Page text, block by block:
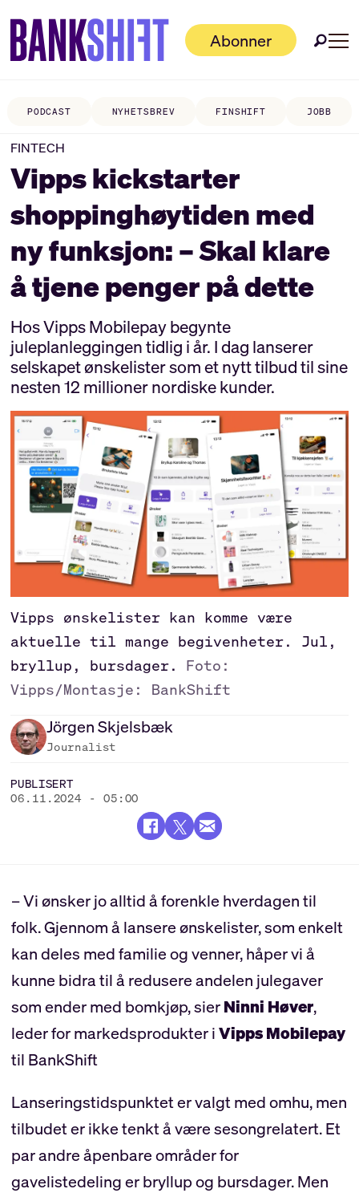
Abonner
PODCAST NYHETSBREV FINSHIFT JOBB
FINTECH
Vipps kickstarter
shoppinghøytiden med
ny funksjon: – Skal klare
å tjene penger på dette
Hos Vipps Mobilepay begynte
juleplanleggingen tidlig i år. I dag lanserer
selskapet ønskelister som et nytt tilbud til sine
nesten 12 millioner nordiske kunder.
Vipps ønskelister kan komme være
aktuelle til mange begivenheter. Jul,
bryllup, bursdager.
Foto:
Vipps/Montasje: BankShift
JörgenSkjelsbæk
Journalist
PUBLISERT
06.11.2024 - 05:00
– Vi ønsker jo alltid å forenkle hverdagen til
folk. Gjennom å lansere ønskelister, som enkelt
kan deles med familie og venner, håper vi å
kunne bidra til å redusere andelen julegaver
som ender med bomkjøp, sierNinni Høver,
leder for markedsprodukter iVipps Mobilepay
til BankShift
Lanseringstidspunktet er valgt med omhu, men
tilbudet er ikke tenkt å være sesongrelatert. Et
par andre åpenbare områder for
gavelistedeling er bryllup og bursdager. Men